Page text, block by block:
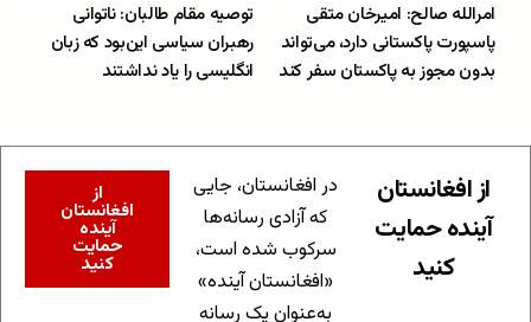
امرالله صالح: امیرخان متقی
پاسپورت پاکستانی دارد، می‌تواند
بدون مجوز به پاکستان سفر کند
توصیه مقام طالبان: ناتوانی
رهبران سیاسی این‌بود که زبان
انگلیسی را یاد نداشتند
از افغانستان
آینده حمایت
کنید
در افغانستان، جایی
که آزادی رسانه‌ها
سرکوب شده است،
«افغانستان آینده»
به‌عنوان یک رسانه
از
افغانستان
آینده
حمایت
کنید